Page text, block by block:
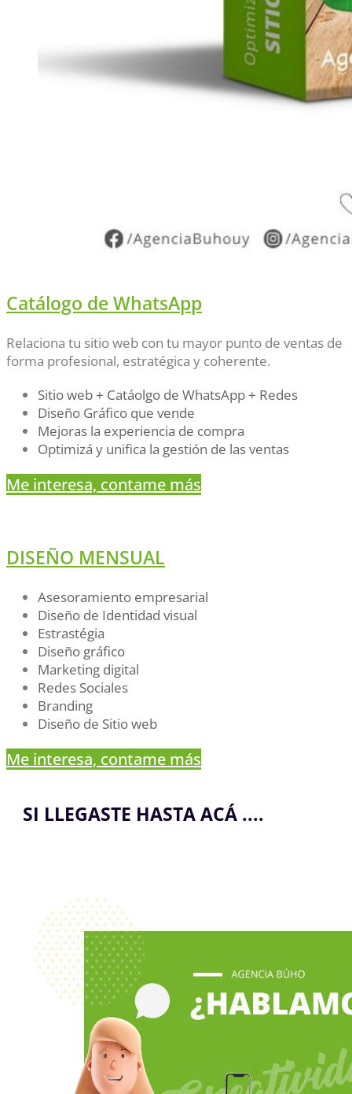
Catálogo de WhatsApp
Relaciona tu sitio web con tu mayor punto de ventas de
forma profesional, estratégica y coherente.
Sitio web + Catáolgo de WhatsApp + Redes
Diseño Gráfico que vende
Mejoras la experiencia de compra
Optimizá y unifica la gestión de las ventas
Me interesa, contame más
DISEÑO MENSUAL
Asesoramiento empresarial
Diseño de Identidad visual
Estrastégia
Diseño gráfico
Marketing digital
Redes Sociales
Branding
Diseño de Sitio web
Me interesa, contame más
SI LLEGASTE HASTA ACÁ ....